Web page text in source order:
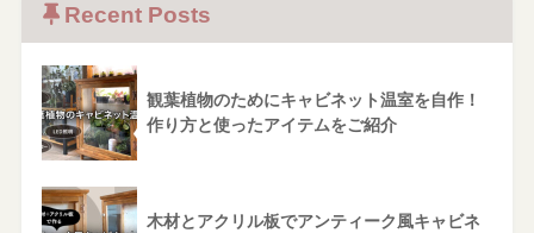
Recent Posts
観葉植物のためにキャビネット温室を自作！
作り方と使ったアイテムをご紹介
木材とアクリル板でアンティーク風キャビネ